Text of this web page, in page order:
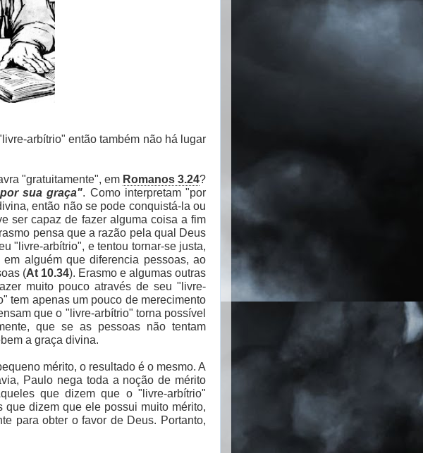
arbítrio" então também não há lugar
"gratuitamente", em Romanos 3.24?
sua graça". Como interpretam "por
ina, então não se pode conquistá-la ou
ser capaz de fazer alguma coisa a fim
pensa que a razão pela qual Deus
"livre-arbítrio", e tentou tornar-se justa,
alguém que diferencia pessoas, ao
(At 10.34). Erasmo e algumas outras
muito pouco através de seu "livre-
tem apenas um pouco de merecimento
que o "livre-arbítrio" torna possível
que se as pessoas não tentam
a graça divina.
mérito, o resultado é o mesmo. A
Paulo nega toda a noção de mérito
que dizem que o "livre-arbítrio"
que dizem que ele possui muito mérito,
para obter o favor de Deus. Portanto,